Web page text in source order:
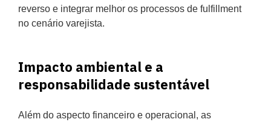
reverso e integrar melhor os processos de fulfillment
no cenário varejista.
Impacto ambiental e a
responsabilidade sustentável
Além do aspecto financeiro e operacional, as